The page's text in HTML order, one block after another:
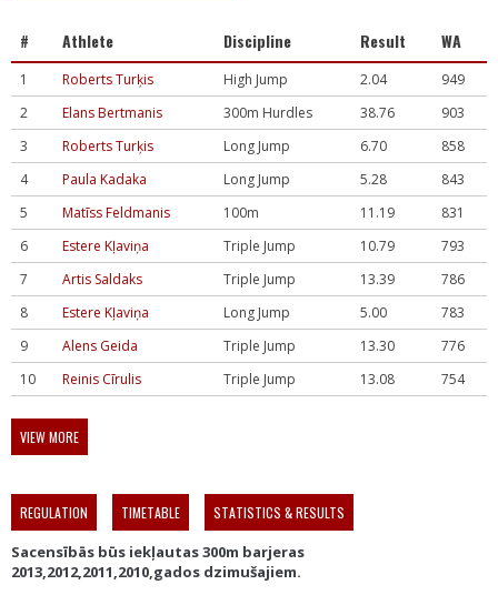
# Athlete Discipline Result WA
1 Roberts Turķis High Jump 2.04
949
2
Elans Bertmanis 300m Hurdles 38.76
903
3
Roberts Turķis Long Jump 6.70
858
4
Paula Kadaka Long Jump 5.28
843
5
Matīss Feldmanis 100m 11.19
831
6
Estere Kļaviņa Triple Jump 10.79
793
7
Artis Saldaks Triple Jump 13.39
786
8
Estere Kļaviņa Long Jump 5.00
783
9
Alens Geida Triple Jump 13.30
776
10
Reinis Cīrulis Triple Jump 13.08 754
VIEW MORE
REGULATION TIMETABLE STATISTICS & RESULTS
Sacensībās būs iekļautas 300m barjeras
2013,2012,2011,2010,gados dzimušajiem.